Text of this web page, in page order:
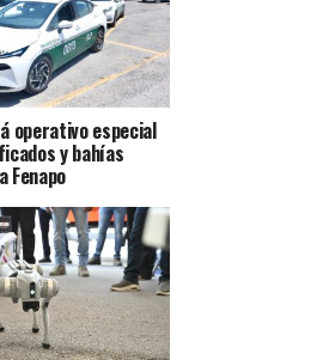
operativo especial
y bahías
Fenapo